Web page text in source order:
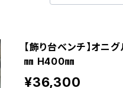
【飾り台ベンチ】オ
㎜ H400㎜
¥36,300